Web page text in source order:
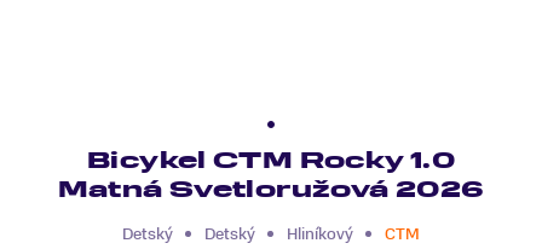
Bicykel CTM Rocky 1.0
Matná Svetloružová 2026
Detský Detský Hliníkový CTM